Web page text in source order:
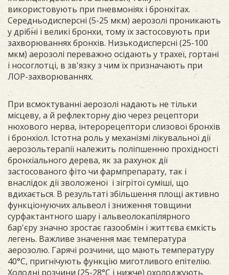
використовують при пневмоніях і бронхітах.
Середньодисперсні (5-25 мкм) аерозолі проникають
у дрібні і великі бронхи, тому їх застосовують при
захворюваннях бронхів. Низькодисперсні (25-100
мкм) аерозолі переважно осідають у трахеї, гортані
і носоглотці, в зв'язку з чим їх призначають при
ЛОР-захворюваннях.
При всмоктуванні аерозолі надають не тільки
місцеву, а й рефлекторну дію через рецептори
нюхового нерва, інтерорецептори слизової бронхів
і бронхіол. Істотна роль у механізмі лікувальної дії
аерозольтерапії належить поліпшенню прохідності
бронхіального дерева, як за рахунок дії
застосованого фіто чи фармпрепарату, так і
внаслідок дії зволоженої і зігрітої суміші, що
вдихається. В результаті збільшення площі активно
функціонуючих альвеол і зниження товщини
сурфактантного шару і альвеолокапілярного
бар'єру значно зростає газообмін і життєва ємкість
легень. Важливе значення має температура
аерозолю. Гарячі розчини, що мають температуру
40°С, пригнічують функцію миготливого епітелію.
Холодні розчини (25-28°С і нижче) охолоджують